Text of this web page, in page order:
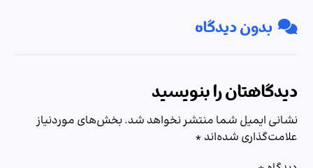
بدون دیدگاه
دیدگاهتان را بنویسید
نشانی ایمیل شما منتشر نخواهد شد.بخش‌های موردنیاز
علامت‌گذاری شده‌اند *